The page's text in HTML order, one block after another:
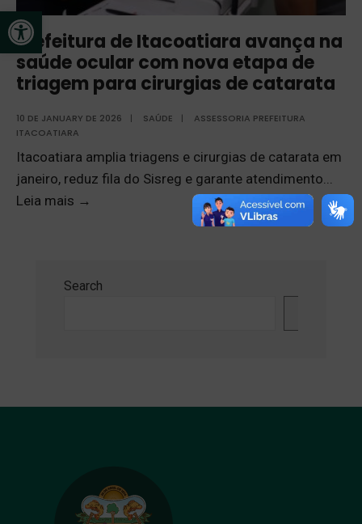
Open toolbar
Prefeitura de Itacoatiara avança na
saúde ocular com nova etapa de
triagem para cirurgias de catarata
10 DE JANUARY DE 2026 | SAÚDE |
ASSESSORIA PREFEITURA
ITACOATIARA
Itacoatiara amplia triagens e cirurgias de catarata em
janeiro, reduz fila do Sisreg e garante atendimento...
Leia mais →
Search